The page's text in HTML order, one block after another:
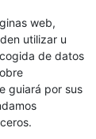
web,
utilizar u
de datos
guiará por sus